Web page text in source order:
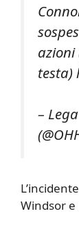
testa)
–
Windsor